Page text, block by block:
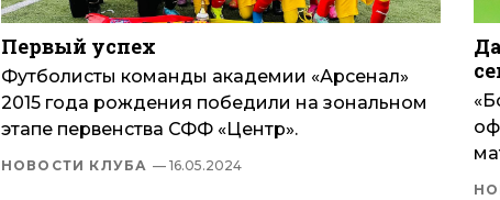
Первый успех
Футболисты команды академии «Арсенал»
2015 года рождения победили на зональном
этапе первенства СФФ «Центр».
НОВОСТИ КЛУБА — 16.05.2024